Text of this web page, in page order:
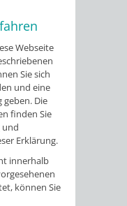
Webseite
Sie sich
und eine
Die
finden Sie
und
Erklärung.
innerhalb
können Sie